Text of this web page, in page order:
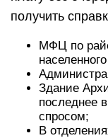
получить
МФЦ по
Здание
последнее
спросом;
В